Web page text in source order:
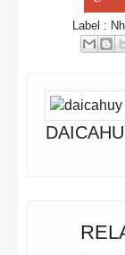
Label :